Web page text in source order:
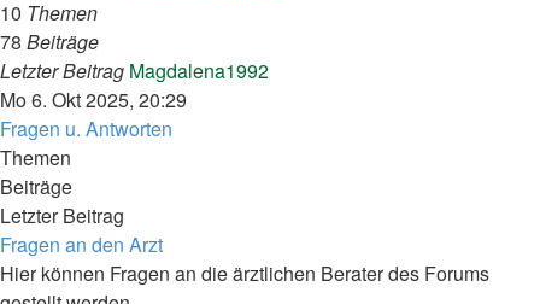
10 Themen
78 Beiträge
Letzter Beitrag Magdalena1992Neuester
Mo 6. Okt 2025, 20:29
Fragen u. Antworten
Themen
Beiträge
Letzter Beitrag
Fragen an den Arzt
Hier können Fragen an die ärztlichen Berater des Forums